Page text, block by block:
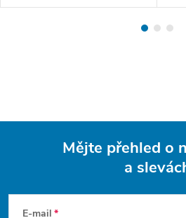
Mějte přehled o
a
E-mail